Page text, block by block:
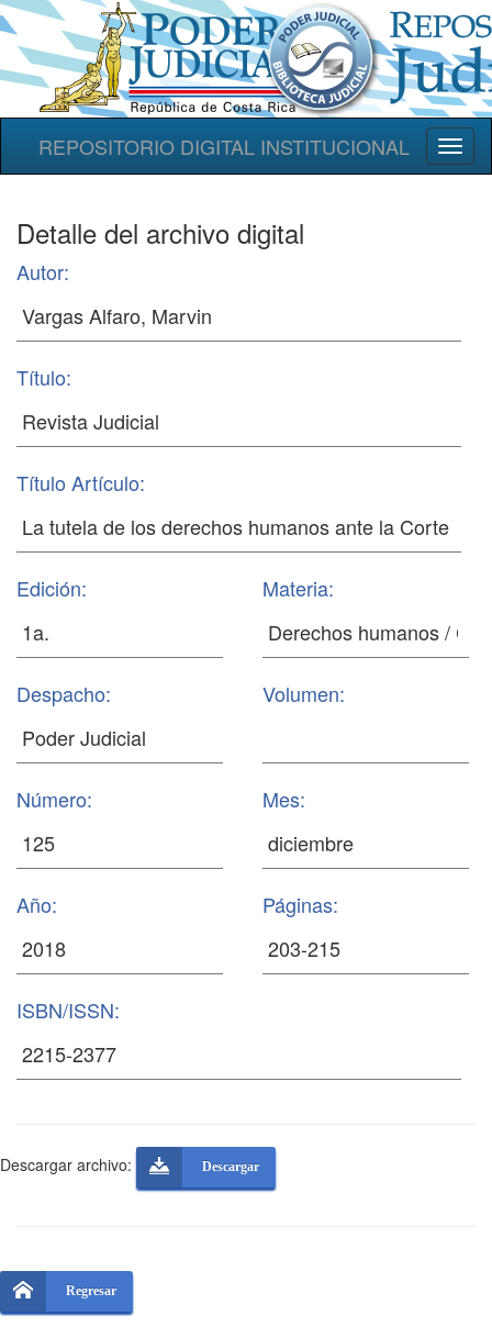
REPOSITORIO DIGITAL INSTITUCIONAL
Detalle del archivo digital
Autor:
Título:
Título Artículo:
Edición: Materia:
Despacho: Volumen:
Número: Mes:
Año: Páginas:
ISBN/ISSN:
Descargar archivo: Descargar
Regresar